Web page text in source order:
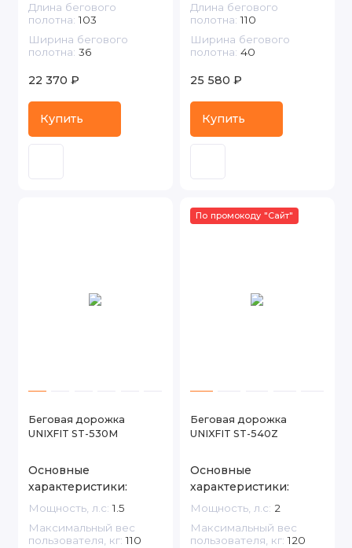
Длина бегового
полотна: 103
Ширина бегового
полотна: 36
22 370 ₽
Купить
Длина бегового
полотна: 110
Ширина бегового
полотна: 40
25 580 ₽
Купить
Беговая дорожка
UNIXFIT ST-530M
Основные
характеристики:
Мощность, л.с: 1.5
Максимальный вес
пользователя, кг: 110
По промокоду "Сайт"
Беговая дорожка
UNIXFIT ST-540Z
Основные
характеристики:
Мощность, л.с: 2
Максимальный вес
пользователя, кг: 120